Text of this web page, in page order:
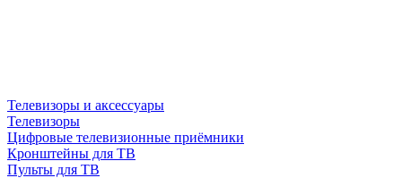
Телевизоры и аксессуары
Телевизоры
Цифровые телевизионные приёмники
Кронштейны для ТВ
Пульты для ТВ